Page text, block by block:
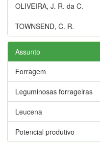
OLIVEIRA, J. R. da C.
TOWNSEND, C. R.
Assunto
Forragem
Leguminosas forrageiras
Leucena
Potencial produtivo